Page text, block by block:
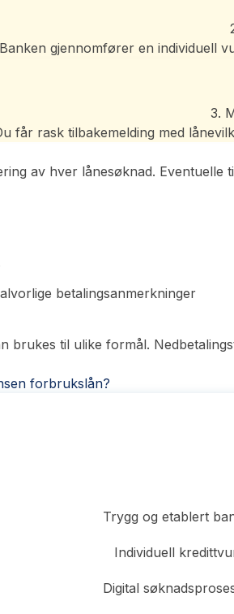
Banken gjennomfører en individuell
3.
får rask tilbakemelding med
av hver lånesøknad.
betalingsanmerkninger
brukes til ulike formål.
forbrukslån?
Trygg og etablert
Individuell
Digital